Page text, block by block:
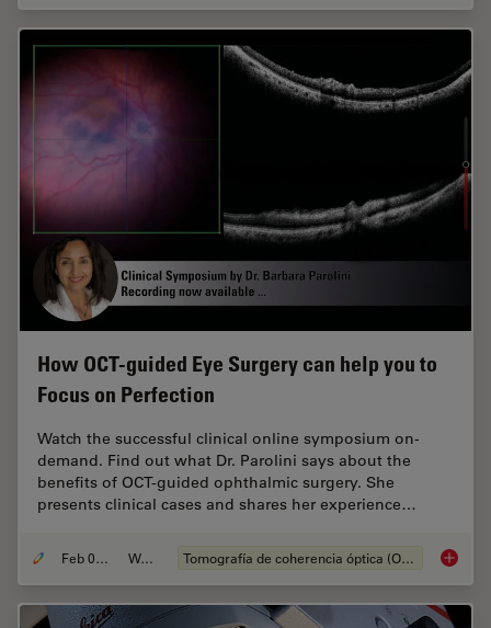
How OCT-guided Eye Surgery can help you to
Focus on Perfection
Watch the successful clinical online symposium on-
demand. Find out what Dr. Parolini says about the
benefits of OCT-guided ophthalmic surgery. She
presents clinical cases and shares her experience…
Feb 08, 2021 Webinar Tomografía de coherencia óptica (OCT, por sus siglas en inglés) How